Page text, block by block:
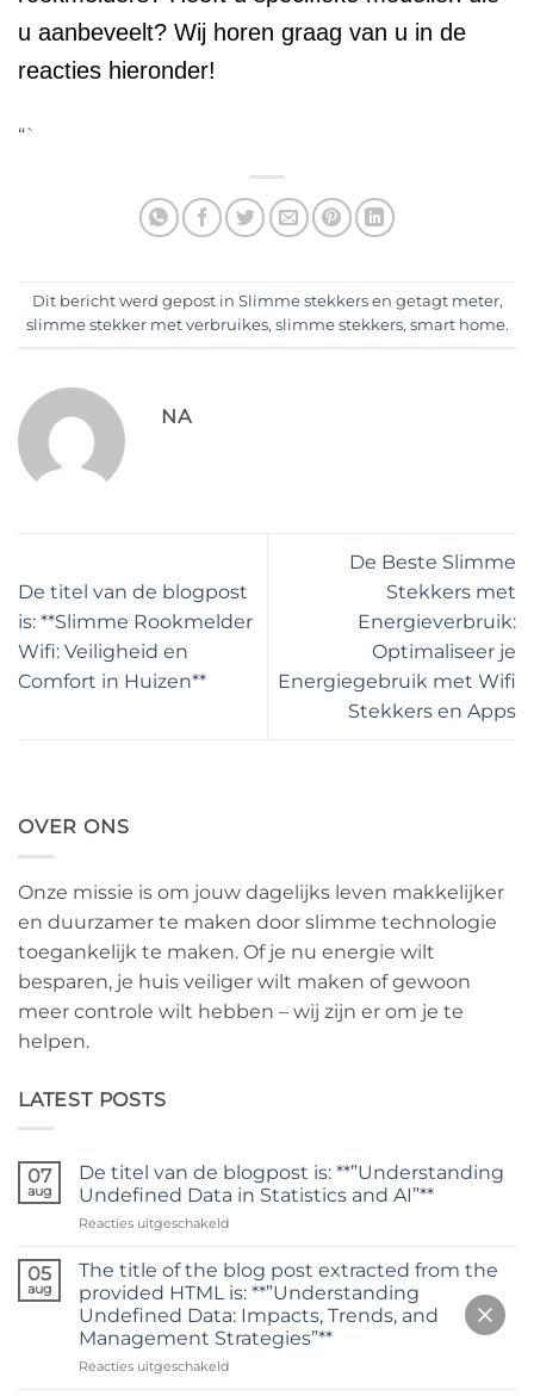
u aanbeveelt? Wij horen graag van u in de
reacties hieronder!
“`
Dit bericht werd gepost in Slimme stekkersen getagt meter,
slimme stekker met verbruikes, slimme stekkers, smart home.
NA
De titel van de blogpost
is: **Slimme Rookmelder
Wifi: Veiligheid en
Comfort in Huizen**
De Beste Slimme
Stekkers met
Energieverbruik:
Optimaliseer je
Energiegebruik met Wifi
Stekkers en Apps
OVER ONS
Onze missie is om jouw dagelijks leven makkelijker
en duurzamer te maken door slimme technologie
toegankelijk te maken. Of je nu energie wilt
besparen, je huis veiliger wilt maken of gewoon
meer controle wilt hebben – wij zijn er om je te
helpen.
LATEST POSTS
07
aug
De titel van de blogpost is: **”Understanding
Undefined Data in Statistics and AI”**
Reacties uitgeschakeldvoor
titel
van
de
blogpost
is:
**”Understanding
05
aug
The title of the blog post extracted from the
provided HTML is: **”Understanding
Undefined Data: Impacts, Trends, and
Management Strategies”**
Reacties uitgeschakeldvoor